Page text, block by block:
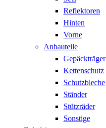
Reflektoren
Hinten
Vorne
Anbauteile
Gepäckträger
Kettenschutz
Schutzbleche
Ständer
Stützräder
Sonstige